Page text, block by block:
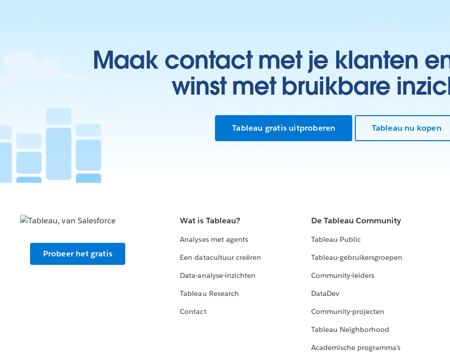
Maak contact met je klanten
winst met bruikbare
Tableau gratis uitproberen Tableau nu kopen
Probeer het gratis
Wat is Tableau?
Analyses met agents
Een datacultuur creëren
Data-analyse-inzichten
Tableau Research
Contact
De Tableau Community
Tableau Public
Tableau-gebruikersgroepen
Community-leiders
DataDev
Community-projecten
Tableau Neighborhood
Academische programma's